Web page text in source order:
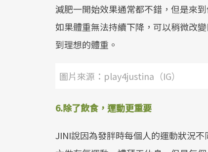
減肥一開始效果通常都不錯，但是來
如果體重無法持續下降，可以稍微改
到理想的體重。
圖片來源：play4justina（IG）
6.除了飲食，運動更重要
JINI說因為發胖時每個人的運動狀況